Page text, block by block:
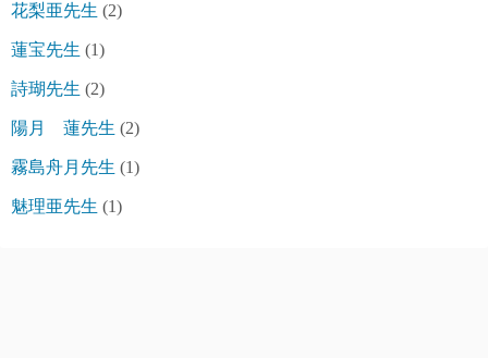
花梨亜先生 (2)
蓮宝先生 (1)
詩瑚先生 (2)
陽月 蓮先生 (2)
霧島舟月先生 (1)
魅理亜先生 (1)